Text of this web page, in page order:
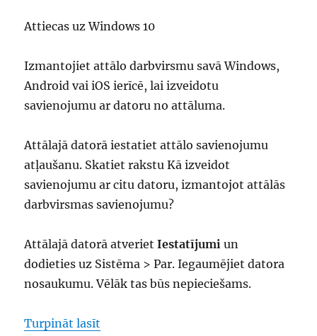
Attiecas uz Windows 10
Izmantojiet attālo darbvirsmu savā Windows,
Android vai iOS ierīcē, lai izveidotu
savienojumu ar datoru no attāluma.
Attālajā datorā iestatiet attālo savienojumu
atļaušanu. Skatiet rakstu Kā izveidot
savienojumu ar citu datoru, izmantojot attālās
darbvirsmas savienojumu?
Attālajā datorā atverietIestatījumi un
dodieties uz Sistēma > Par. Iegaumējiet datora
nosaukumu. Vēlāk tas būs nepieciešams.
Turpināt lasīt